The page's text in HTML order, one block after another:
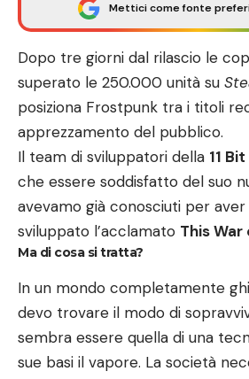
Mettici come fonte
Dopo tre giorni dal rilascio le
superato le 250.000 unità su
posiziona Frostpunk tra i titoli
apprezzamento del pubblico.
Il team di sviluppatori della 11
che essere soddisfatto del suo
avevamo già conosciuti per
sviluppato l’acclamato This War
Ma di cosa si tratta?
In un mondo completamente
devo trovare il modo di
sembra essere quella di una
sue basi il vapore. La società